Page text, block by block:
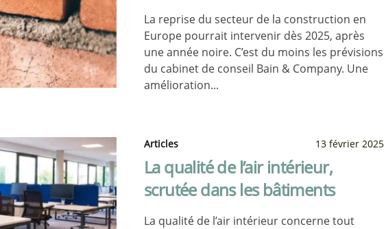
La reprise du secteur de la construction en
Europe pourrait intervenir dès 2025, après
une année noire. C’est du moins les prévisions
du cabinet de conseil Bain & Company. Une
amélioration...
Articles 13 février 2025
La qualité de l’air intérieur,
scrutée dans les bâtiments
La qualité de l’air intérieur concerne tout